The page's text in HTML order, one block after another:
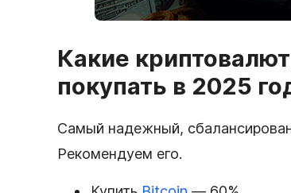
Какие
покупать в 2025
Самый надежный,
Рекомендуем его.